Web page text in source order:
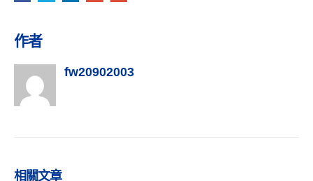
作者
fw20902003
相關文章